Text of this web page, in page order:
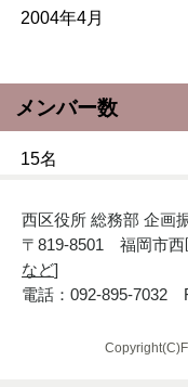
2004年4月
メンバー数
15名
西区役所 総務部 企画
〒819-8501 福岡市西
など]
電話：092-895-7032